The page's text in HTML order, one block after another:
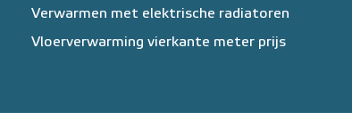
Verwarmen met elektrische radiatoren
Vloerverwarming vierkante meter prijs